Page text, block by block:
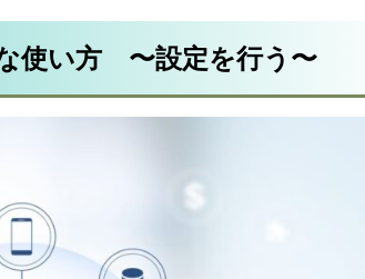
使い方 〜設定を行う〜